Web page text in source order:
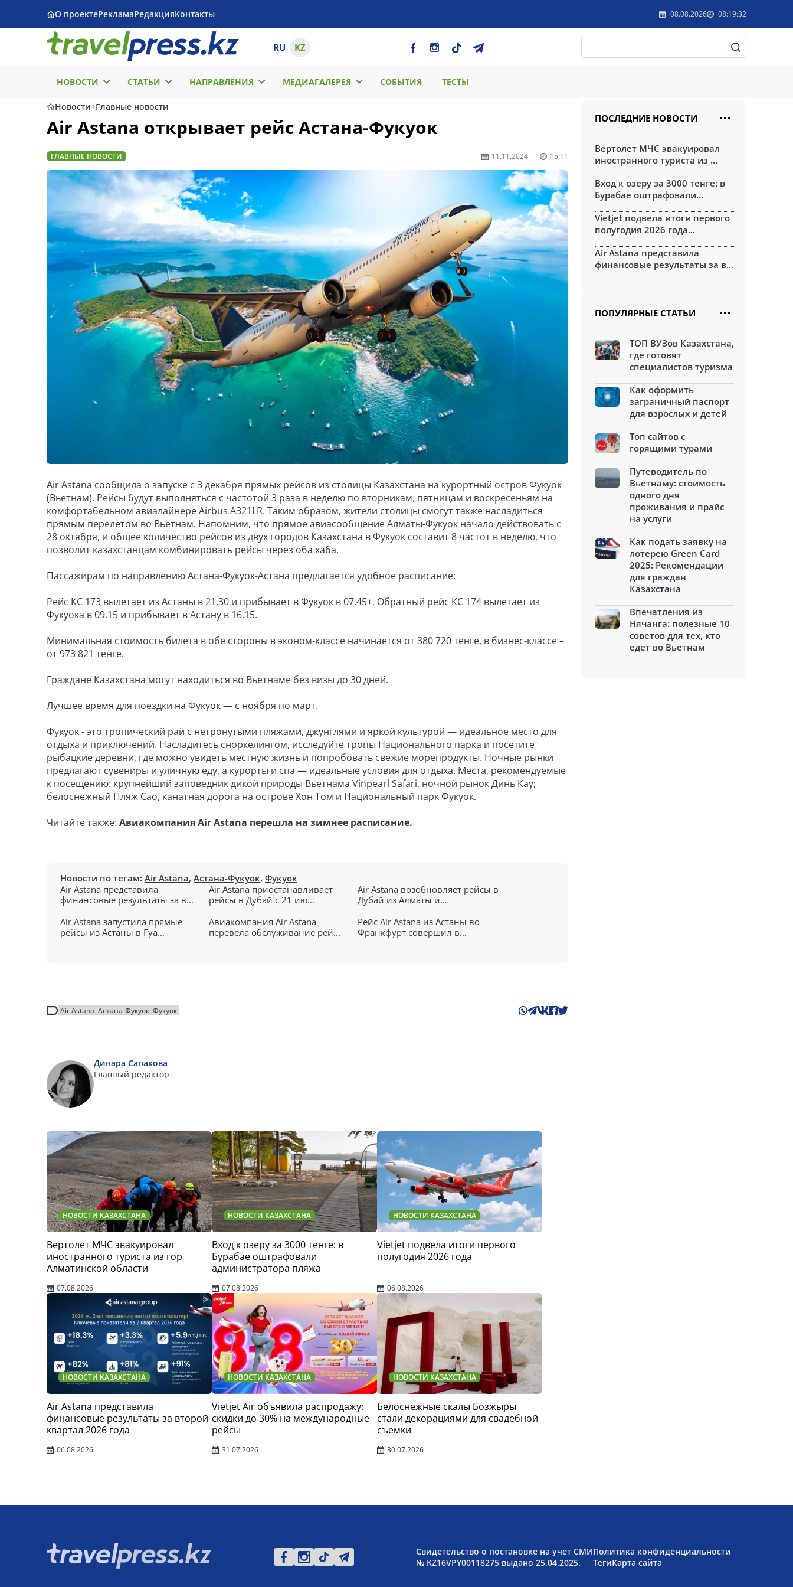
О проектеРекламаРедакцияКонтакты 08.08.2026 08:19:32
RU KZ
НОВОСТИ СТАТЬИ НАПРАВЛЕНИЯ МЕДИАГАЛЕРЕЯ СОБЫТИЯ ТЕСТЫ
Новости Главные новости
Air Astana открывает рейс Астана-Фукуок
ГЛАВНЫЕ НОВОСТИ 11.11.2024 15:11
Air Astana сообщила о запуске с 3 декабря прямых рейсов из столицы Казахстана на курортный остров Фукуок
(Вьетнам). Рейсы будут выполняться с частотой 3 раза в неделю по вторникам, пятницам и воскресеньям на
комфортабельном авиалайнере Airbus A321LR. Таким образом, жители столицы смогут также насладиться
прямым перелетом во Вьетнам. Напомним, что прямое авиасообщение Алматы-Фукуок начало действовать с
28 октября, и общее количество рейсов из двух городов Казахстана в Фукуок составит 8 частот в неделю, что
позволит казахстанцам комбинировать рейсы через оба хаба.
Пассажирам по направлению Астана-Фукуок-Астана предлагается удобное расписание:
Рейс КС 173 вылетает из Астаны в 21.30 и прибывает в Фукуок в 07.45+. Обратный рейс КС 174 вылетает из
Фукуока в 09.15 и прибывает в Астану в 16.15.
Минимальная стоимость билета в обе стороны в эконом-классе начинается от 380 720 тенге, в бизнес-классе –
от 973 821 тенге.
Граждане Казахстана могут находиться во Вьетнаме без визы до 30 дней.
Лучшее время для поездки на Фукуок — с ноября по март.
Фукуок - это тропический рай с нетронутыми пляжами, джунглями и яркой культурой — идеальное место для
отдыха и приключений. Насладитесь сноркелингом, исследуйте тропы Национального парка и посетите
рыбацкие деревни, где можно увидеть местную жизнь и попробовать свежие морепродукты. Ночные рынки
предлагают сувениры и уличную еду, а курорты и спа — идеальные условия для отдыха. Места, рекомендуемые
к посещению: крупнейший заповедник дикой природы Вьетнама Vinpearl Safari, ночной рынок Динь Кау;
белоснежный Пляж Сао, канатная дорога на острове Хон Том и Национальный парк Фукуок.
Читайте также: Авиакомпания Air Astana перешла на зимнее расписание.
Новости по тегам: Air Astana, Астана-Фукуок, Фукуок
Air Astana представила
финансовые результаты за в...
Air Astana приостанавливает
рейсы в Дубай с 21 ию...
Air Astana возобновляет рейсы в
Дубай из Алматы и...
Air Astana запустила прямые
рейсы из Астаны в Гуа...
Авиакомпания Air Astana
перевела обслуживание рей...
Рейс Air Astana из Астаны во
Франкфурт совершил в...
Air Astana Астана-Фукуок Фукуок
Динара Сапакова
Главный редактор
НОВОСТИ КАЗАХСТАНА
Вертолет МЧС эвакуировал
иностранного туриста из гор
Алматинской области
07.08.2026
НОВОСТИ КАЗАХСТАНА
Вход к озеру за 3000 тенге: в
Бурабае оштрафовали
администратора пляжа
07.08.2026
НОВОСТИ КАЗАХСТАНА
Vietjet подвела итоги первого
полугодия 2026 года
06.08.2026
НОВОСТИ КАЗАХСТАНА
Air Astana представила
финансовые результаты за второй
квартал 2026 года
06.08.2026
НОВОСТИ КАЗАХСТАНА
Vietjet Air объявила распродажу:
скидки до 30% на международные
рейсы
31.07.2026
НОВОСТИ КАЗАХСТАНА
Белоснежные скалы Бозжыры
стали декорациями для свадебной
съемки
30.07.2026
ПОСЛЕДНИЕ НОВОСТИ
Вертолет МЧС эвакуировал
иностранного туриста из ...
Вход к озеру за 3000 тенге: в
Бурабае оштрафовали...
Vietjet подвела итоги первого
полугодия 2026 года...
Air Astana представила
финансовые результаты за в...
ПОПУЛЯРНЫЕ СТАТЬИ
ТОП ВУЗов Казахстана,
где готовят
специалистов туризма
Как оформить
заграничный паспорт
для взрослых и детей
Топ сайтов с
горящими турами
Путеводитель по
Вьетнаму: стоимость
одного дня
проживания и прайс
на услуги
Как подать заявку на
лотерею Green Card
2025: Рекомендации
для граждан
Казахстана
Впечатления из
Нячанга: полезные 10
советов для тех, кто
едет во Вьетнам
Свидетельство о постановке на учет СМИ
№ KZ16VPY00118275 выдано 25.04.2025.
Политика конфиденциальности
ТегиКарта сайта